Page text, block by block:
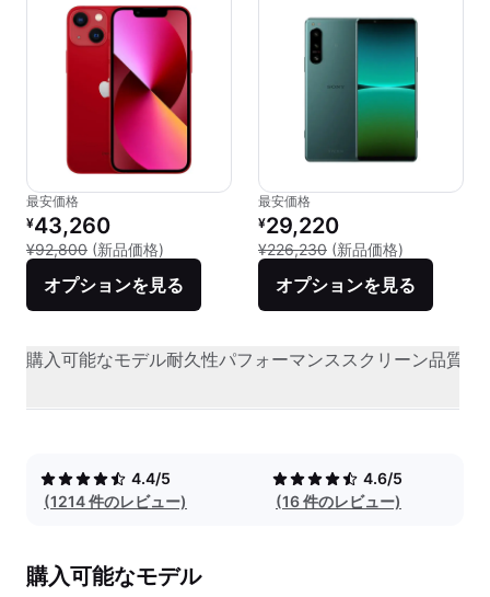
最安価格
リファービッシュ品の価格：
¥43,260
¥92,800 (新品価格) 新品との比較：¥92,800
オプションを見る
最安価格
リファービッシュ品の価格：
¥29,220
¥226,230 (新品価格)
オプションを見る
購入可能なモデル耐久性パフォーマンススクリーン品質
4.4/5
(1214 件のレビュー)
4.6/5
(16 件のレビュー)
購入可能なモデル